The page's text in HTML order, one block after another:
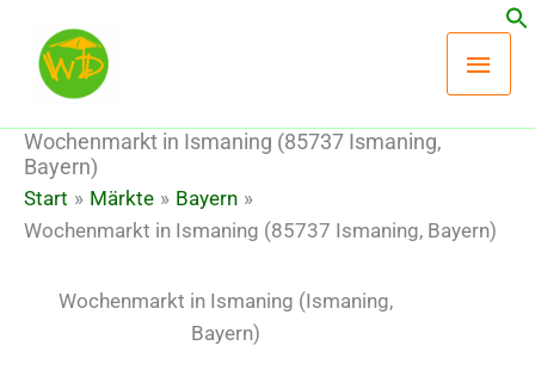
Inhalt
springen
Wochenmarkt in Ismaning (85737 Ismaning,
Bayern)
Start Märkte
Bayern
Wochenmarkt in Ismaning (85737 Ismaning, Bayern)
Wochenmarkt in Ismaning (Ismaning,
Bayern)